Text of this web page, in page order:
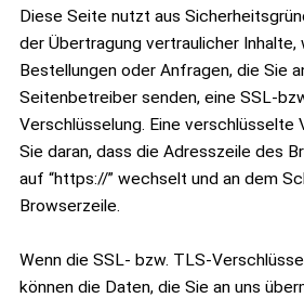
Diese Seite nutzt aus
der Übertragung vertraulicher Inhalte,
Bestellungen oder Anfragen, die Sie
Seitenbetreiber senden, eine SSL-
Verschlüsselung. Eine verschlüsselte
Sie daran, dass die Adresszeile des
auf “https://” wechselt und an dem
Browserzeile.
Wenn die SSL- bzw. TLS-
können die Daten, die Sie an uns